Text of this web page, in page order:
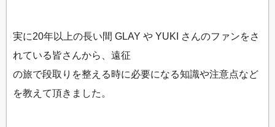
実に20年以上の長い間 GLAY や YUKI さんのファンをさ
れている皆さんから、遠征
の旅で段取りを整える時に必要になる知識や注意点など
を教えて頂きました。